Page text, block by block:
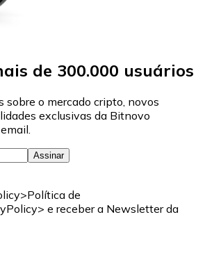
de 300.000 usuários
sobre o mercado cripto, novos
exclusivas da Bitnovo
Assinar
de
e receber a Newsletter da